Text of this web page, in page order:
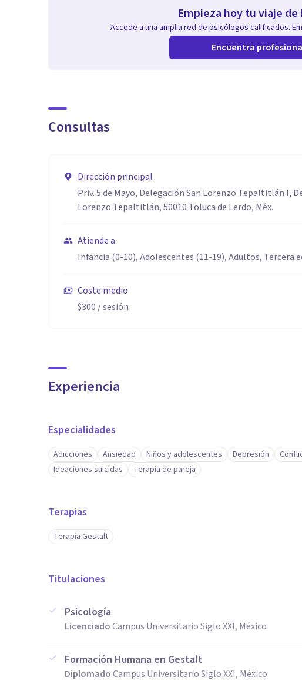
Empieza hoy tu viaje
Accede a una amplia red de psicólogos calificados.
Encuentra
Consultas
Dirección principal
Priv. 5 de Mayo, Delegación San Lorenzo Tepaltitlán I,
Lorenzo Tepaltitlán, 50010 Toluca de Lerdo, Méx.
Atiende a
Infancia (0-10), Adolescentes (11-19), Adultos, Tercera
Coste medio
$300 / sesión
Experiencia
Especialidades
Adicciones Ansiedad Niños y adolescentes Depresión
Ideaciones suicidas
Terapia de pareja
Terapias
Terapia Gestalt
Titulaciones
Psicología
LicenciadoCampus Universitario Siglo XXI, México
Formación Humana en Gestalt
DiplomadoCampus Universitario Siglo XXI, México